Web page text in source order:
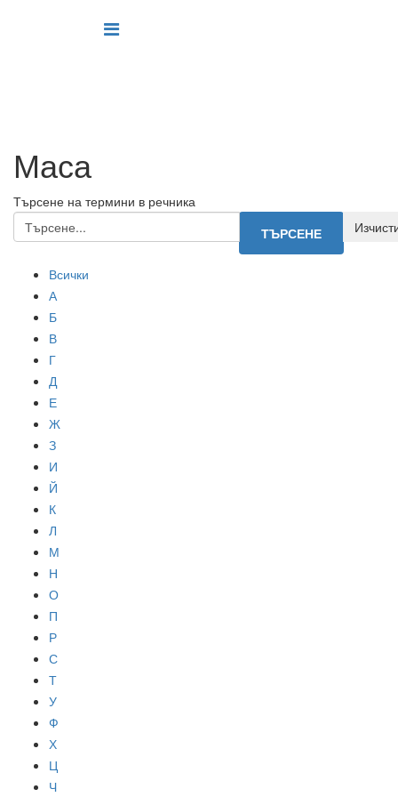
Маса
Търсене на термини в речника
Всички
А
Б
В
Г
Д
Е
Ж
З
И
Й
К
Л
М
Н
О
П
Р
С
Т
У
Ф
Х
Ц
Ч